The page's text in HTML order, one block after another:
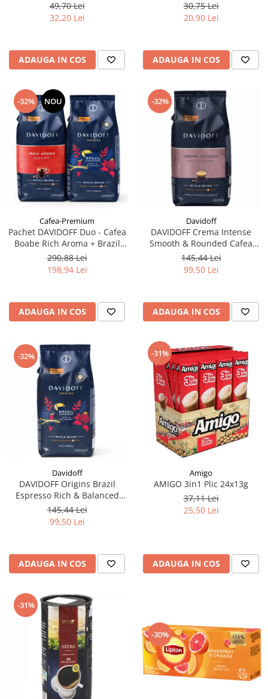
49,70 Lei
32,20 Lei
ADAUGA IN COS
filtre de Ceai
30,75 Lei
20,90 Lei
ADAUGA IN COS
-32% NOU
Cafea-Premium
Pachet DAVIDOFF Duo - Cafea
Boabe Rich Aroma + Brazil
2x1Kg
290,88 Lei
198,94 Lei
ADAUGA IN COS
-32%
Davidoff
DAVIDOFF Crema Intense
Smooth & Rounded Cafea
Boabe 1Kg
145,44 Lei
99,50 Lei
ADAUGA IN COS
-32%
Davidoff
DAVIDOFF Origins Brazil
Espresso Rich & Balanced
Cafea Boabe 1Kg
145,44 Lei
99,50 Lei
ADAUGA IN COS
-31%
Amigo
AMIGO 3in1 Plic 24x13g
37,11 Lei
25,50 Lei
ADAUGA IN COS
-31%
-30%